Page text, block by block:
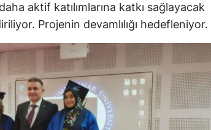
aktif katılımlarına katkı sağlayacak
Projenin devamlılığı hedefleniyor.